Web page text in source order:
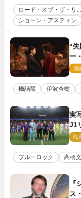
ロード・オブ・ザ・リ...
ショーン・アスティン
“
ー
演
橋詰龍 伊波杏樹
実
J1
＆映
ブルーロック 高橋
『
ス